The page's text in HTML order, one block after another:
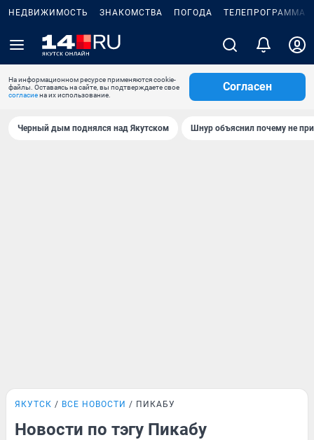
НЕДВИЖИМОСТЬ ЗНАКОМСТВА ПОГОДА ТЕЛЕПРОГРАММА
На информационном ресурсе применяются cookie-
файлы. Оставаясь на сайте, вы подтверждаете свое
согласиена их использование.
Согласен
Черный дым поднялся над Якутском Шнур объяснил почему не
ЯКУТСК ВСЕ НОВОСТИ ПИКАБУ
Новости по тэгу Пикабу